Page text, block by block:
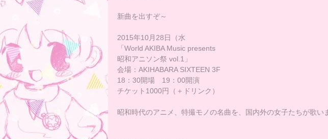
新曲を出すぞ～
2015年10月28日（水
「World AKIBA Music presents
昭和アニソン祭 vol.1」
会場：AKIHABARA SIXTEEN 3F
18：30開場　19：00開演
チケット1000円（＋ドリンク）
昭和時代のアニメ、特撮モノの名曲を、国内外の女子たちが歌い